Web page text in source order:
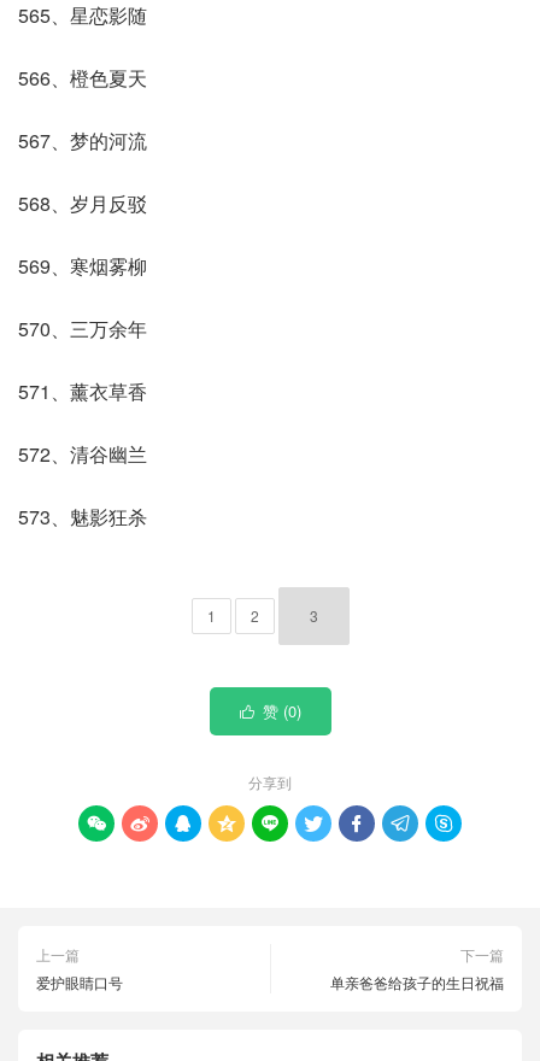
565、星恋影随
566、橙色夏天
567、梦的河流
568、岁月反驳
569、寒烟雾柳
570、三万余年
571、薰衣草香
572、清谷幽兰
573、魅影狂杀
1 2 3
 赞 (0)
分享到
        
上一篇
爱护眼睛口号
下一篇
单亲爸爸给孩子的生日祝福